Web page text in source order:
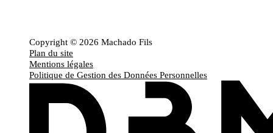
Copyright © 2026 Machado Fils
Plan du site
Mentions légales
Politique de Gestion des Données Personnelles